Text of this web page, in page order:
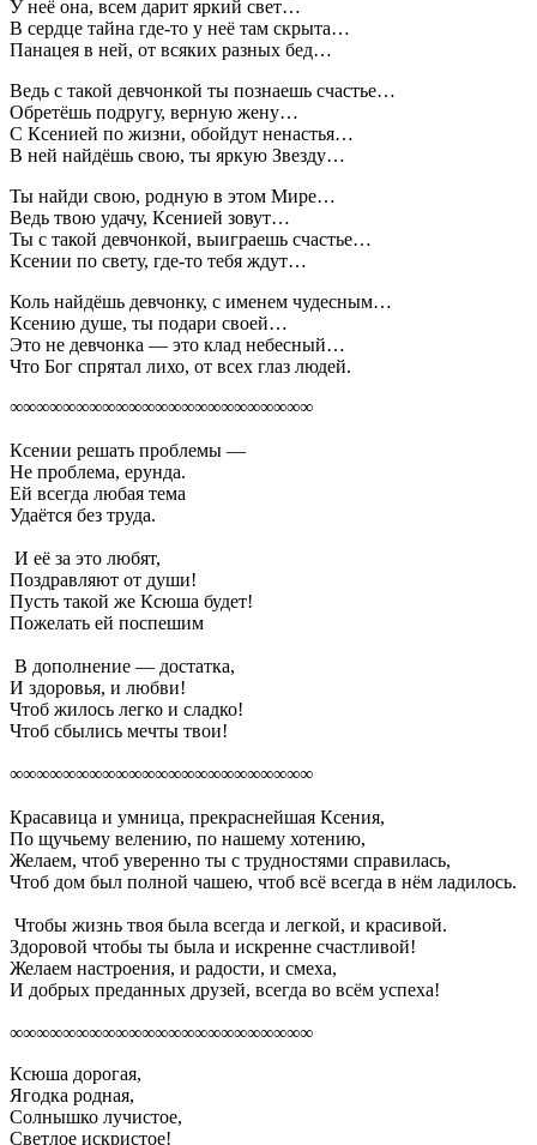
У неё она, всем дарит яркий свет…
В сердце тайна где-то у неё там скрыта…
Панацея в ней, от всяких разных бед…
Ведь с такой девчонкой ты познаешь счастье…
Обретёшь подругу, верную жену…
С Ксенией по жизни, обойдут ненастья…
В ней найдёшь свою, ты яркую Звезду…
Ты найди свою, родную в этом Мире…
Ведь твою удачу, Ксенией зовут…
Ты с такой девчонкой, выиграешь счастье…
Ксении по свету, где-то тебя ждут…
Коль найдёшь девчонку, с именем чудесным…
Ксению душе, ты подари своей…
Это не девчонка — это клад небесный…
Что Бог спрятал лихо, от всех глаз людей.
∞∞∞∞∞∞∞∞∞∞∞∞∞∞∞∞∞∞∞∞∞∞∞
Ксении решать проблемы —
Не проблема, ерунда.
Ей всегда любая тема
Удаётся без труда.
И её за это любят,
Поздравляют от души!
Пусть такой же Ксюша будет!
Пожелать ей поспешим
В дополнение — достатка,
И здоровья, и любви!
Чтоб жилось легко и сладко!
Чтоб сбылись мечты твои!
∞∞∞∞∞∞∞∞∞∞∞∞∞∞∞∞∞∞∞∞∞∞∞
Красавица и умница, прекраснейшая Ксения,
По щучьему велению, по нашему хотению,
Желаем, чтоб уверенно ты с трудностями справилась,
Чтоб дом был полной чашею, чтоб всё всегда в нём ладилось.
Чтобы жизнь твоя была всегда и легкой, и красивой.
Здоровой чтобы ты была и искренне счастливой!
Желаем настроения, и радости, и смеха,
И добрых преданных друзей, всегда во всём успеха!
∞∞∞∞∞∞∞∞∞∞∞∞∞∞∞∞∞∞∞∞∞∞∞
Ксюша дорогая,
Ягодка родная,
Солнышко лучистое,
Светлое искристое!